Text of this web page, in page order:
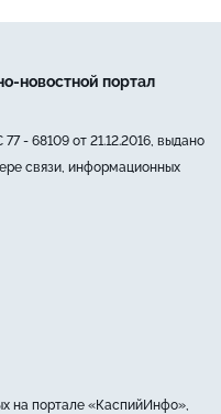
новостной портал
- 68109 от 21.12.2016, выдано
связи, информационных
на портале «КаспийИнфо»,